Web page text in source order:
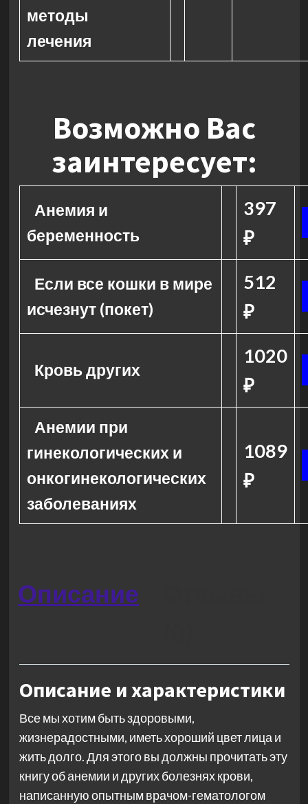
методы
лечения
Возможно Вас
заинтересует:
Анемия и
беременность
397
₽
Если все кошки в мире
исчезнут (покет)
512
₽
Кровь других
1020
₽
Анемии при
гинекологических и
онкогинекологических
заболеваниях
1089
₽
Описание
Описание и характеристики
Все мы хотим быть здоровыми,
жизнерадостными, иметь хороший цвет лица и
жить долго. Для этого вы должны прочитать эту
книгу об анемии и других болезнях крови,
написанную опытным врачом-гематологом